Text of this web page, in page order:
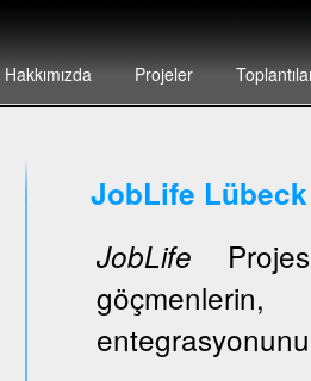
Hakkımızda Projeler
JobLife Lübeck
JobLife